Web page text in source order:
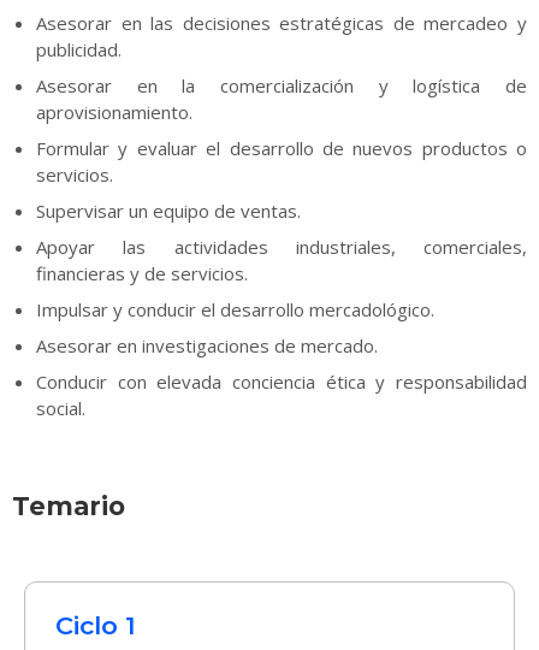
Asesorar en las decisiones estratégicas de mercadeo y
publicidad.
Asesorar en la comercialización y logística de
aprovisionamiento.
Formular y evaluar el desarrollo de nuevos productos o
servicios.
Supervisar un equipo de ventas.
Apoyar las actividades industriales, comerciales,
financieras y de servicios.
Impulsar y conducir el desarrollo mercadológico.
Asesorar en investigaciones de mercado.
Conducir con elevada conciencia ética y responsabilidad
social.
Temario
Ciclo 1